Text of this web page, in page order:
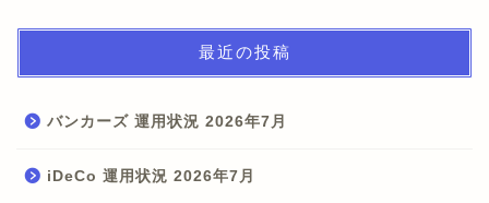
最近の投稿
バンカーズ 運用状況 2026年7月
iDeCo 運用状況 2026年7月